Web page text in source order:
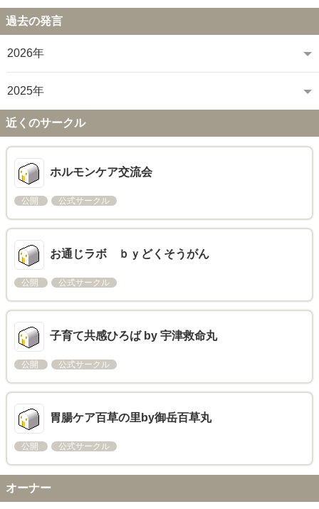
過去の発言
2026年
2025年
近くのサークル
ホルモンケア交流会
公開 公式サークル
お通じラボ ｂｙどくそうがん
公開 公式サークル
子育て共感ひろば by 宇津救命丸
公開 公式サークル
胃腸ケア百草の里by御岳百草丸
公開 公式サークル
オーナー